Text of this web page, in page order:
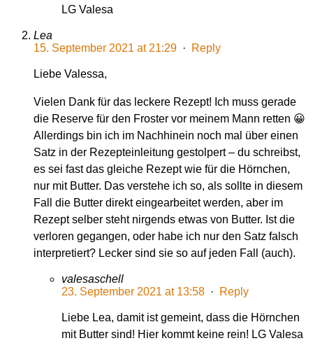
LG Valesa
Lea
15. September 2021 at 21:29 · Reply
Liebe Valessa,
Vielen Dank für das leckere Rezept! Ich muss gerade
die Reserve für den Froster vor meinem Mann retten 😀
Allerdings bin ich im Nachhinein noch mal über einen
Satz in der Rezepteinleitung gestolpert – du schreibst,
es sei fast das gleiche Rezept wie für die Hörnchen,
nur mit Butter. Das verstehe ich so, als sollte in diesem
Fall die Butter direkt eingearbeitet werden, aber im
Rezept selber steht nirgends etwas von Butter. Ist die
verloren gegangen, oder habe ich nur den Satz falsch
interpretiert? Lecker sind sie so auf jeden Fall (auch).
valesaschell
23. September 2021 at 13:58 · Reply
Liebe Lea, damit ist gemeint, dass die Hörnchen
mit Butter sind! Hier kommt keine rein! LG Valesa